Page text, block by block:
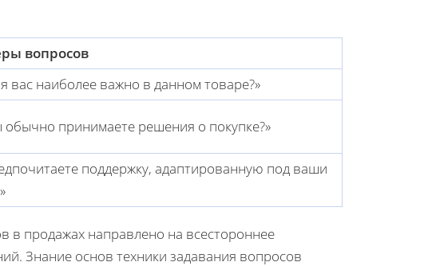
вопросов
вас наиболее важно в данном товаре?»
обычно принимаете решения о покупке?»
поддержку, адаптированную под ваши
в продажах направлено на всестороннее
Знание основ техники задавания вопросов